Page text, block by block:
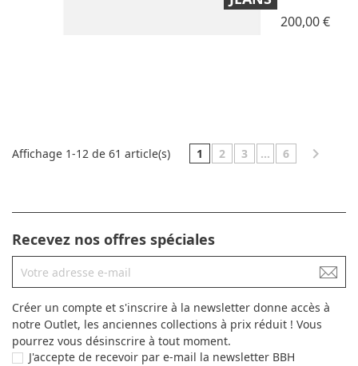
Prix
200,00 €
Affichage 1-12 de 61 article(s) 1 2 3 … 6 
Recevez nos offres spéciales
Créer un compte et s'inscrire à la newsletter donne accès à
notre Outlet, les anciennes collections à prix réduit ! Vous
pourrez vous désinscrire à tout moment.
J'accepte de recevoir par e-mail la newsletter BBH